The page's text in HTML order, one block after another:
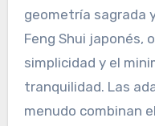
geometría sagrada
Feng Shui japonés,
simplicidad y el
tranquilidad. Las
menudo combinan